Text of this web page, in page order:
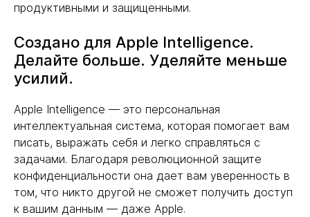
продуктивными и защищенными.
Создано для Apple Intelligence.
Делайте больше. Уделяйте меньше
усилий.
Apple Intelligence — это персональная
интеллектуальная система, которая помогает вам
писать, выражать себя и легко справляться с
задачами. Благодаря революционной защите
конфиденциальности она дает вам уверенность в
том, что никто другой не сможет получить доступ
к вашим данным — даже Apple.